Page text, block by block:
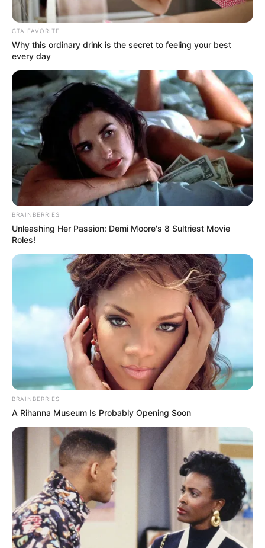
CTA FAVORITE
Why this ordinary drink is the secret to feeling your best
every day
BRAINBERRIES
Unleashing Her Passion: Demi Moore's 8 Sultriest Movie
Roles!
BRAINBERRIES
A Rihanna Museum Is Probably Opening Soon